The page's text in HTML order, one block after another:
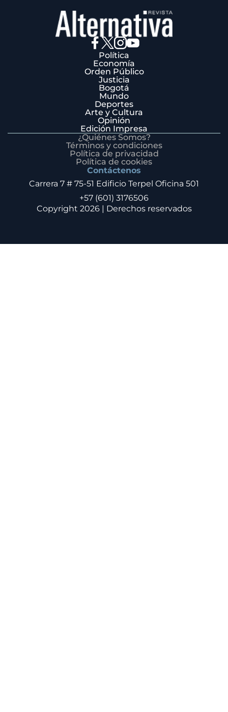
Política
Economía
Orden Público
Justicia
Bogotá
Mundo
Deportes
Arte y Cultura
Opinión
Edición Impresa
¿Quiénes Somos?
Términos y condiciones
Política de privacidad
Política de cookies
Contáctenos
Carrera 7 # 75-51 Edificio Terpel Oficina 501
+57 (601) 3176506
Copyright 2026 | Derechos reservados